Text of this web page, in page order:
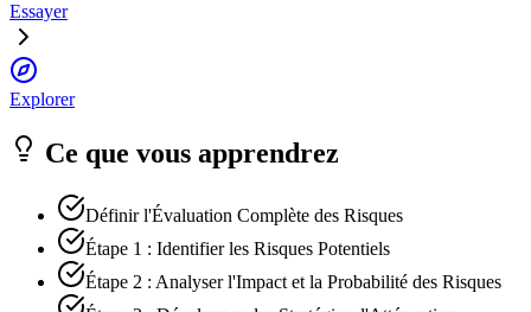
Essayer
Explorer
Ce que vous apprendrez
Définir l'Évaluation Complète des Risques
Étape 1 : Identifier les Risques Potentiels
Étape 2 : Analyser l'Impact et la Probabilité des Risques